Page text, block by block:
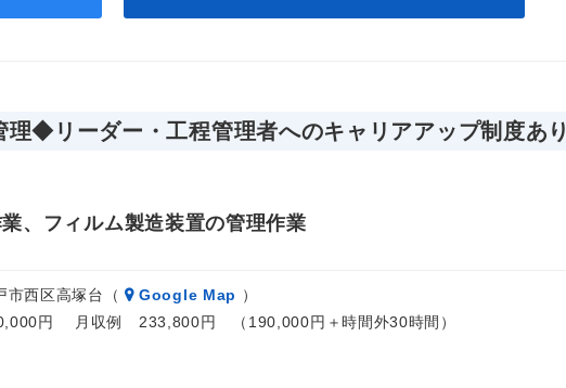
◆リーダー・工程管理者へのキャリアアップ制度あり
、フィルム製造装置の管理作業
市西区高塚台（ Google Map ）
円 月収例 233,800円 （190,000円＋時間外30時間）